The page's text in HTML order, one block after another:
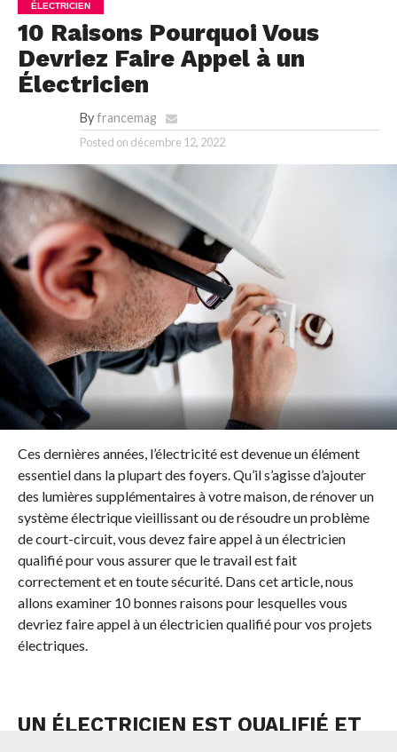
ÉLECTRICIEN
10 Raisons Pourquoi Vous
Devriez Faire Appel à un
Électricien
By francemag
Posted on décembre 12, 2022
Ces dernières années, l’électricité est devenue un élément
essentiel dans la plupart des foyers. Qu’il s’agisse d’ajouter
des lumières supplémentaires à votre maison, de rénover un
système électrique vieillissant ou de résoudre un problème
de court-circuit, vous devez faire appel à un électricien
qualifié pour vous assurer que le travail est fait
correctement et en toute sécurité. Dans cet article, nous
allons examiner 10 bonnes raisons pour lesquelles vous
devriez faire appel à un électricien qualifié pour vos projets
électriques.
UN ÉLECTRICIEN EST QUALIFIÉ ET